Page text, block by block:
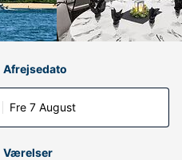
Afrejsedato
Fre 7 August
Værelser